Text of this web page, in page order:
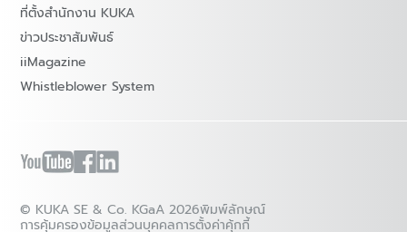
ที่ตั้งสำนักงาน KUKA
ข่าวประชาสัมพันธ์
iiMagazine
Whistleblower System
© KUKA SE & Co. KGaA 2026พิมพ์ลักษณ์
การคุ้มครองข้อมูลส่วนบุคคลการตั้งค่าคุ้กกี้